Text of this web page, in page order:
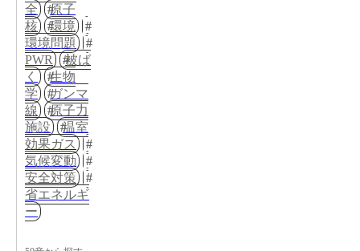
全
原子
核
環境
環境問題
PWR
被ば
く
生物
学
ガンマ
線
原子力
施設
温室
効果ガス
気候変動
安全対策
省エネルギ
ー